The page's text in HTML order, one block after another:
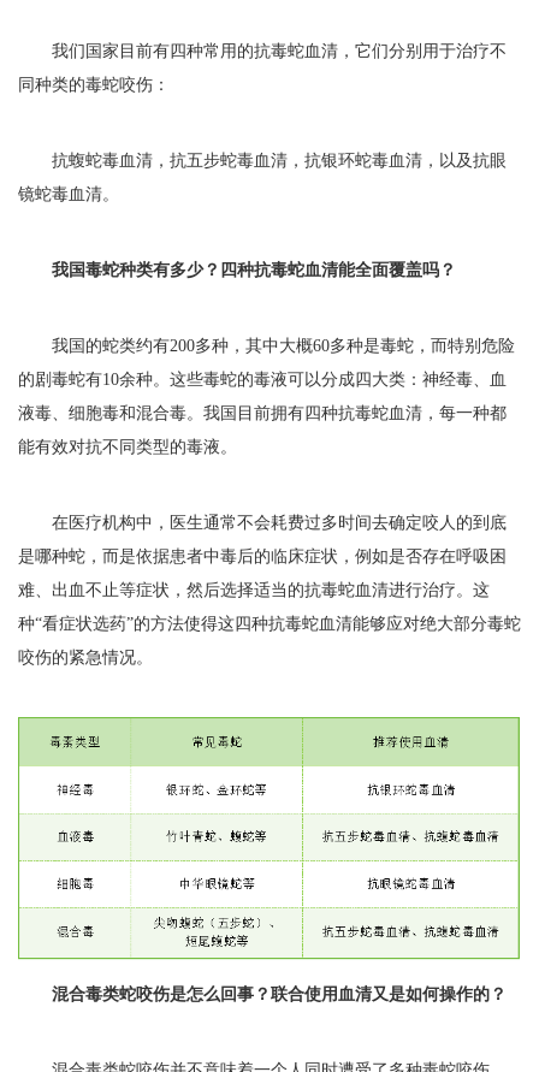
我们国家目前有四种常用的抗毒蛇血清，它们分别用于治疗不
同种类的毒蛇咬伤：
抗蝮蛇毒血清，抗五步蛇毒血清，抗银环蛇毒血清，以及抗眼
镜蛇毒血清。
我国毒蛇种类有多少？四种抗毒蛇血清能全面覆盖吗？
我国的蛇类约有200多种，其中大概60多种是毒蛇，而特别危险
的剧毒蛇有10余种。这些毒蛇的毒液可以分成四大类：神经毒、血
液毒、细胞毒和混合毒。我国目前拥有四种抗毒蛇血清，每一种都
能有效对抗不同类型的毒液。
在医疗机构中，医生通常不会耗费过多时间去确定咬人的到底
是哪种蛇，而是依据患者中毒后的临床症状，例如是否存在呼吸困
难、出血不止等症状，然后选择适当的抗毒蛇血清进行治疗。这
种“看症状选药”的方法使得这四种抗毒蛇血清能够应对绝大部分毒蛇
咬伤的紧急情况。
混合毒类蛇咬伤是怎么回事？联合使用血清又是如何操作的？